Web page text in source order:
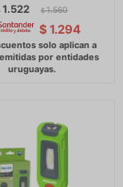
1.522 $ 1.560
$ 1.294